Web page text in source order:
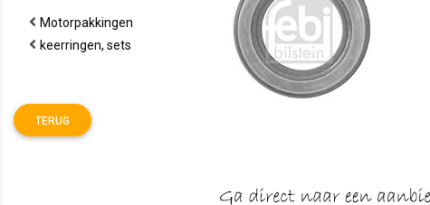
Motorpakkingen
keerringen, sets
TERUG